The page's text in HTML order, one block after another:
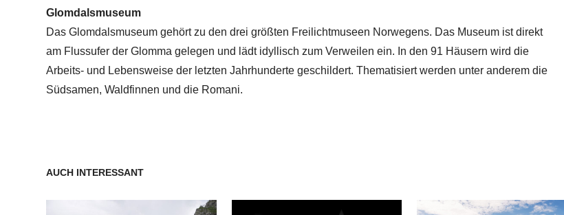
Glomdalsmuseum
Das Glomdalsmuseum gehört zu den drei größten Freilichtmuseen Norwegens. Das Museum ist direkt
am Flussufer der Glomma gelegen und lädt idyllisch zum Verweilen ein. In den 91 Häusern wird die
Arbeits- und Lebensweise der letzten Jahrhunderte geschildert. Thematisiert werden unter anderem die
Südsamen, Waldfinnen und die Romani.
AUCH INTERESSANT